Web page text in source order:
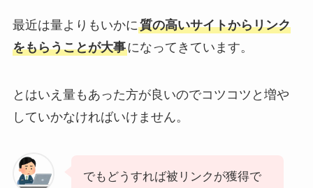
最近は量よりもいかに質の高いサイトからリンク
をもらうことが大事になってきています。
とはいえ量もあった方が良いのでコツコツと増や
していかなければいけません。
でもどうすれば被リンクが獲得で